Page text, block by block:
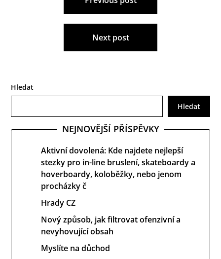
příspěvek
Next post
Hledat
Hledat
NEJNOVĚJŠÍ PŘÍSPĚVKY
Aktivní dovolená: Kde najdete nejlepší
stezky pro in-line bruslení, skateboardy a
hoverboardy, koloběžky, nebo jenom
procházky č
Hrady CZ
Nový způsob, jak filtrovat ofenzivní a
nevyhovující obsah
Myslíte na důchod